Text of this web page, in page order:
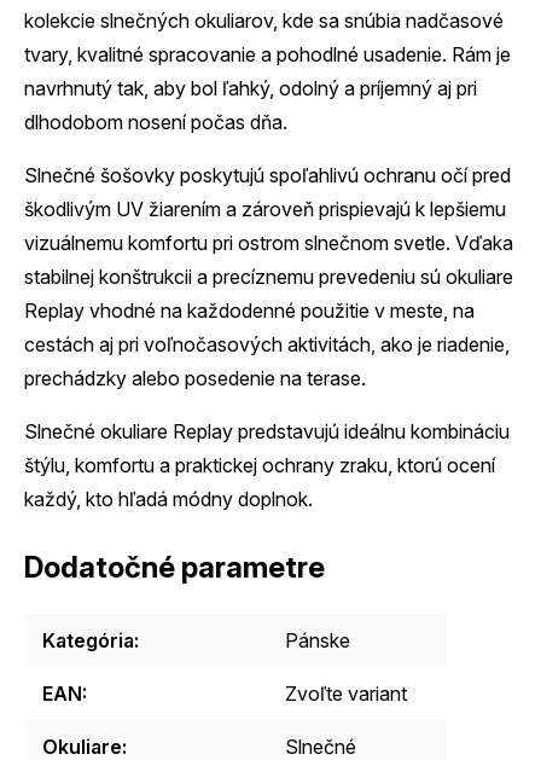
kolekcie slnečných okuliarov, kde sa snúbia nadčasové
tvary, kvalitné spracovanie a pohodlné usadenie. Rám je
navrhnutý tak, aby bol ľahký, odolný a príjemný aj pri
dlhodobom nosení počas dňa.
Slnečné šošovky poskytujú spoľahlivú ochranu očí pred
škodlivým UV žiarením a zároveň prispievajú k lepšiemu
vizuálnemu komfortu pri ostrom slnečnom svetle. Vďaka
stabilnej konštrukcii a precíznemu prevedeniu sú okuliare
Replay vhodné na každodenné použitie v meste, na
cestách aj pri voľnočasových aktivitách, ako je riadenie,
prechádzky alebo posedenie na terase.
Slnečné okuliare Replay predstavujú ideálnu kombináciu
štýlu, komfortu a praktickej ochrany zraku, ktorú ocení
každý, kto hľadá módny doplnok.
Dodatočné parametre
Kategória: Pánske
EAN: Zvoľte variant
Okuliare: Slnečné